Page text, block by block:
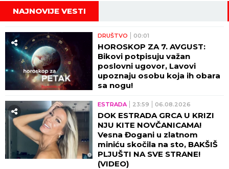
NAJNOVIJE VESTI
DRUŠTVO 00:01
HOROSKOP ZA 7. AVGUST:
Bikovi potpisuju važan
poslovni ugovor, Lavovi
upoznaju osobu koja ih obara
sa nogu!
ESTRADA 23:59 06.08.2026
DOK ESTRADA GRCA U KRIZI
NJU KITE NOVČANICAMA!
Vesna Đogani u zlatnom
miniću skočila na sto, BAKŠIŠ
PLJUŠTI NA SVE STRANE!
(VIDEO)